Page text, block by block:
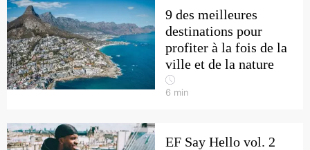
9 des meilleures
destinations pour
profiter à la fois de la
ville et de la nature
6 min
EF Say Hello vol. 2